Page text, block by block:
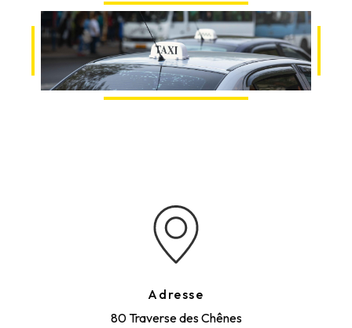
Adresse
80 Traverse des Chênes